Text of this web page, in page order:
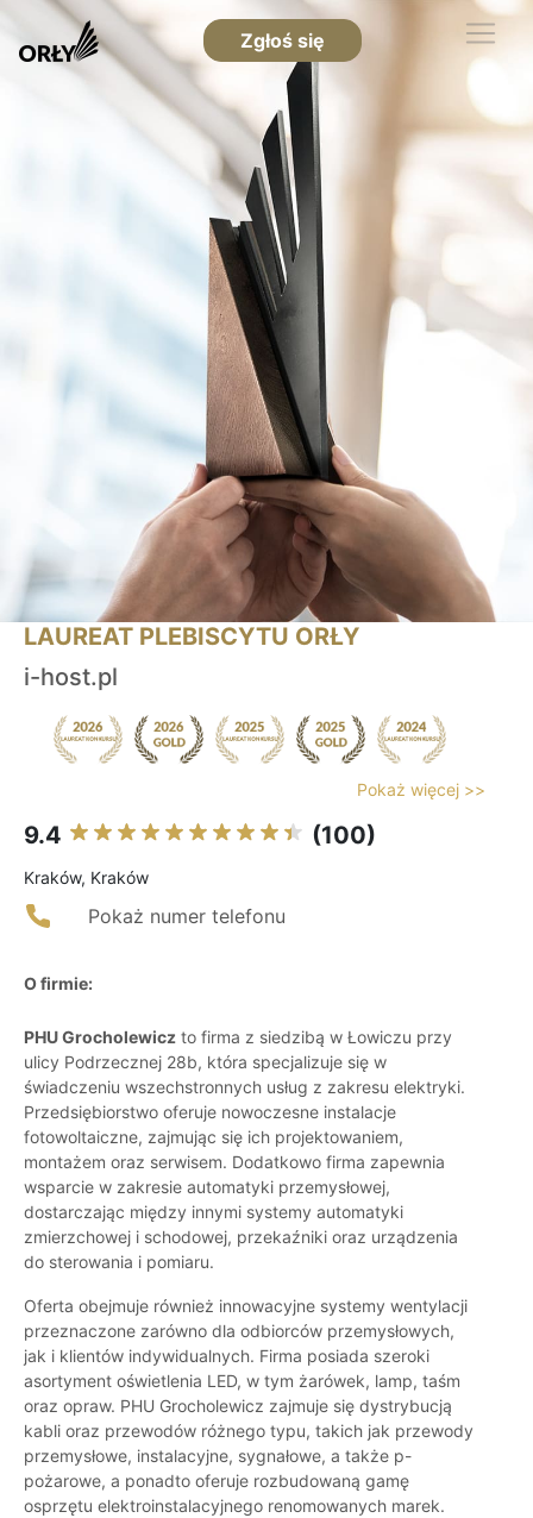
Zgłoś się
LAUREAT PLEBISCYTU ORŁY
i-host.pl
Pokaż więcej >>
9.4 (100)
Kraków, Kraków
Pokaż numer telefonu
O firmie:
PHU Grocholewicz to firma z siedzibą w Łowiczu przy
ulicy Podrzecznej 28b, która specjalizuje się w
świadczeniu wszechstronnych usług z zakresu elektryki.
Przedsiębiorstwo oferuje nowoczesne instalacje
fotowoltaiczne, zajmując się ich projektowaniem,
montażem oraz serwisem. Dodatkowo firma zapewnia
wsparcie w zakresie automatyki przemysłowej,
dostarczając między innymi systemy automatyki
zmierzchowej i schodowej, przekaźniki oraz urządzenia
do sterowania i pomiaru.
Oferta obejmuje również innowacyjne systemy wentylacji
przeznaczone zarówno dla odbiorców przemysłowych,
jak i klientów indywidualnych. Firma posiada szeroki
asortyment oświetlenia LED, w tym żarówek, lamp, taśm
oraz opraw. PHU Grocholewicz zajmuje się dystrybucją
kabli oraz przewodów różnego typu, takich jak przewody
przemysłowe, instalacyjne, sygnałowe, a także p-
pożarowe, a ponadto oferuje rozbudowaną gamę
osprzętu elektroinstalacyjnego renomowanych marek.